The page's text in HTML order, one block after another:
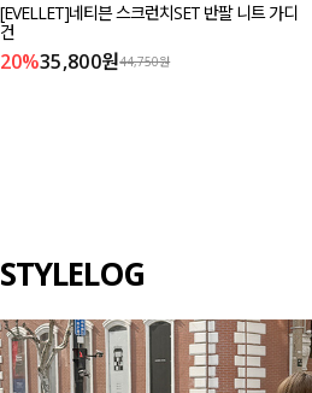
[EVELLET]네티븐 스크런치SET 반팔 니트 가디
건
20%35,800원44,750원
STYLELOG